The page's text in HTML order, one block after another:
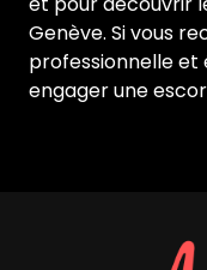
Genève. Si vous
professionnelle et
engager une